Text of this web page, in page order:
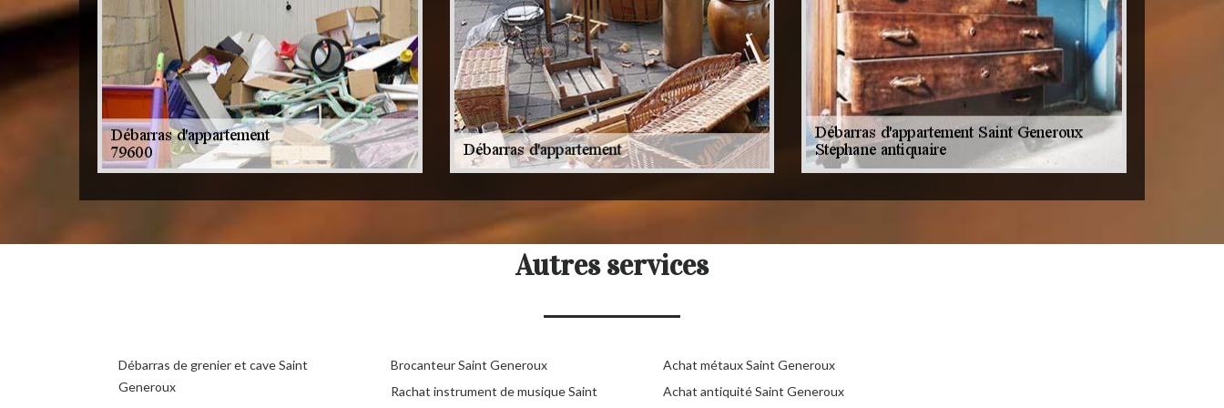
Autres services
Débarras de grenier et cave Saint
Generoux
Brocanteur Saint Generoux
Rachat instrument de musique Saint
Achat métaux Saint Generoux
Achat antiquité Saint Generoux